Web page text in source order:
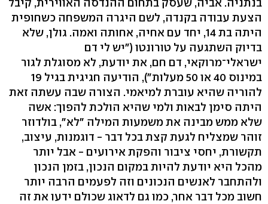
הצעת עבודה בקנדה, לשם היגרה המשפחה כשחופית
היתה בת 14, יחד עם אחיה, אחותה ואמה. גולן, שלא
בדיוק השתגעה על טורונטו ("יש לי דם
ישראלי־מרוקאי, דם חם, את יודעת, לא מסוגלת לגור
במינוס 40 או 50 מעלות"), הודיעה חגיגית בגיל 19
להוריה שהיא עוברת למיאמי. הצורה שבה עשתה זאת
היתה סימן לבאות ולמי שהיא הולכת להפוך: אשה
שלא ממש מבינה את משמעות המילה "לא", בולדוזר
זוהר שמצליח לגעת קצת בכל דבר - דוגמנות, עיצוב,
תקשורת, יחסי ציבור והפקת אירועים - אבל יותר
מהכל היא יודעת להיות במקום הנכון, בזמן הנכון
ולהתחבר לאנשים הנכונים וזה לפעמים הרבה יותר
חשוב מכל דבר אחר, כמו גם לדאוג שכולם ידעו את זה